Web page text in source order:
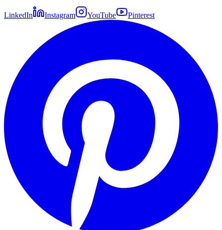
LinkedIn Instagram YouTube Pinterest